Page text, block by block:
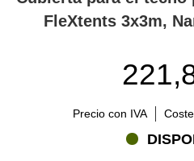
FleXtents 3x3m,
Precio con IVA